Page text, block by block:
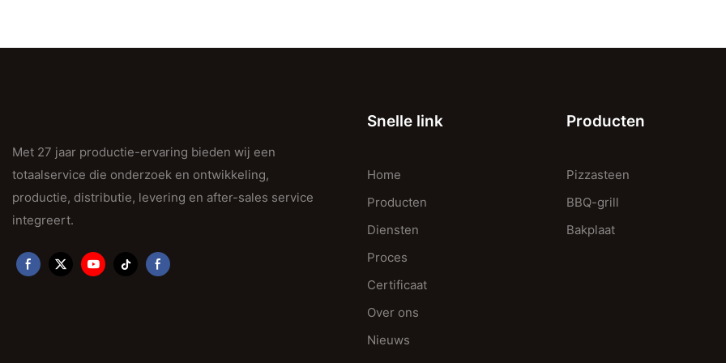
Met 27 jaar productie-ervaring bieden wij een
totaalservice die onderzoek en ontwikkeling,
productie, distributie, levering en after-sales service
integreert.
Snelle link
Home
Producten
Diensten
Proces
Certificaat
Over ons
Nieuws
Producten
Pizzasteen
BBQ-grill
Bakplaat